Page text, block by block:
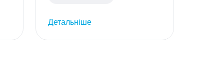
Детальніше